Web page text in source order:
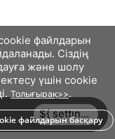
${ setting.btnText }
файлдарын
Сіздің
және шолу
үшін cookie
Толығырақ>>.
файлдарын басқару